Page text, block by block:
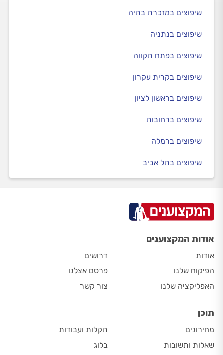
שיפוצים במזכרת בתיה
שיפוצים בנתניה
שיפוצים בפתח תקווה
שיפוצים בקרית עקרון
שיפוצים בראשון לציון
שיפוצים ברחובות
שיפוצים ברמלה
שיפוצים בתל אביב
אודות המקצוענים
אודות
הפיקוח שלנו
האפליקציה שלנו
דרושים
פרסם אצלנו
צור קשר
תוכן
מחירונים
שאלות ותשובות
תקלות ועבודות
בלוג